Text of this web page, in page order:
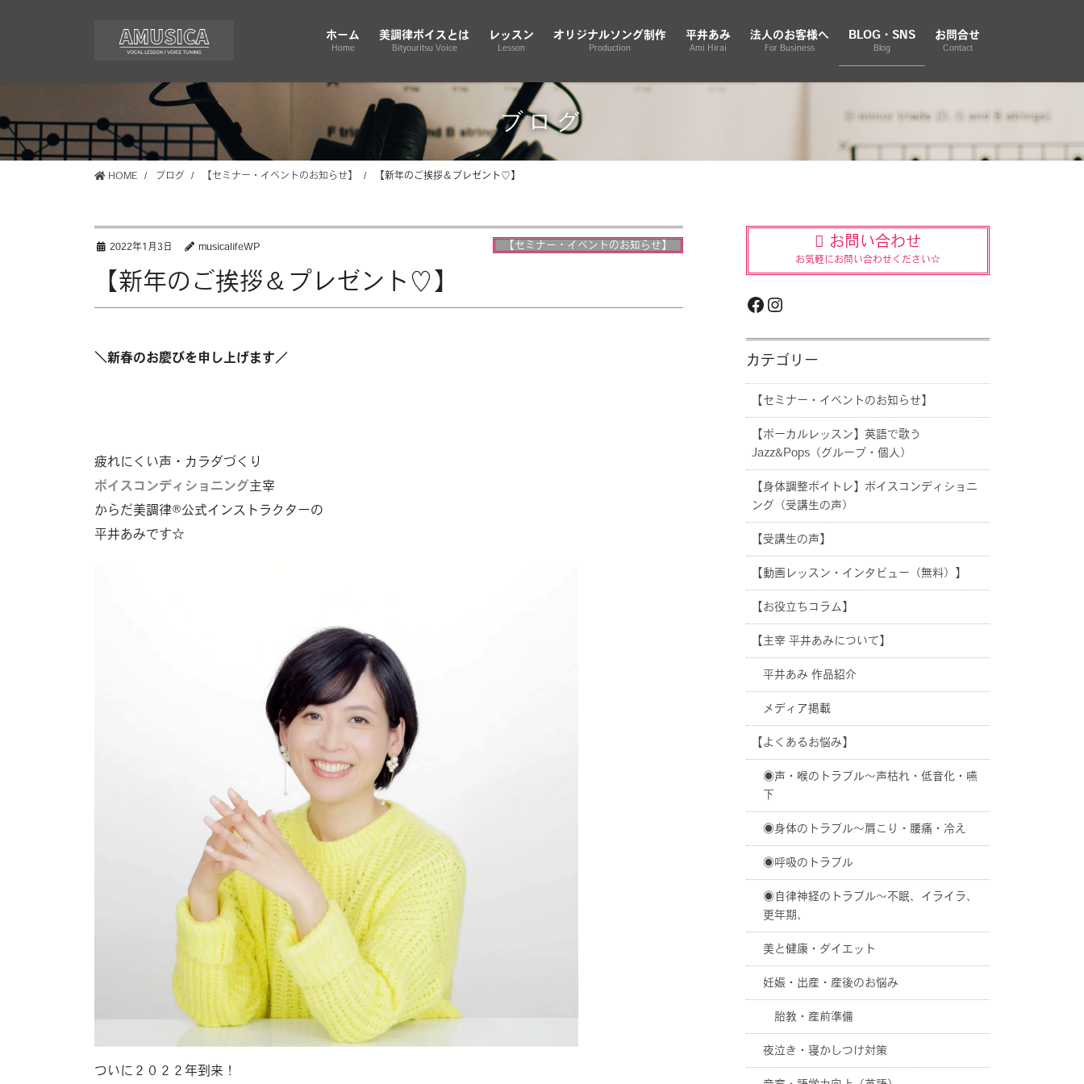
移
動
ン
に
移
ホーム
Home
美調律ボイスとは
Bityouritsu Voice
レッスン
Lesson
オリジナルソング制作
Production
平井あみ
Ami Hirai
法人のお客様へ
For Business
BLOG・SNS
Blog
お問合せ
Contact
ブログ
HOME ブログ 【セミナー・イベントのお知らせ】 【新年のご挨拶＆プレゼント♡】
2022年1月3日 musicalifeWP 【セミナー・イベントのお知らせ】
【新年のご挨拶＆プレゼント♡】
＼新春のお慶びを申し上げます／
疲れにくい声・カラダづくり
ボイスコンディショニング主宰
からだ美調律®︎公式インストラクターの
平井あみです☆
ついに２０２２年到来！
お問い合わせ
お気軽にお問い合わせください☆
Facebook
Instagram
カテゴリー
【セミナー・イベントのお知らせ】
【ボーカルレッスン】英語で歌う
Jazz&Pops（グループ・個人）
【身体調整ボイトレ】ボイスコンディショニ
ング（受講生の声）
【受講生の声】
【動画レッスン・インタビュー（無料）】
【お役立ちコラム】
【主宰 平井あみについて】
平井あみ 作品紹介
メディア掲載
【よくあるお悩み】
◉声・喉のトラブル〜声枯れ・低音化・嚥
下
◉身体のトラブル〜肩こり・腰痛・冷え
◉呼吸のトラブル
◉自律神経のトラブル〜不眠、イライラ、
更年期、
美と健康・ダイエット
妊娠・出産・産後のお悩み
胎教・産前準備
夜泣き・寝かしつけ対策